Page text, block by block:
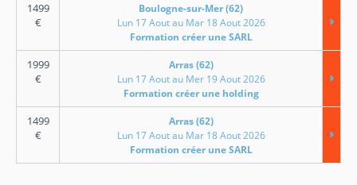
1499
€
Boulogne-sur-Mer (62)
Lun 17 Aout au Mar 18 Aout 2026
Formation créer une SARL
1999
€
Arras (62)
Lun 17 Aout au Mer 19 Aout 2026
Formation créer une holding
1499
€
Arras (62)
Lun 17 Aout au Mar 18 Aout 2026
Formation créer une SARL